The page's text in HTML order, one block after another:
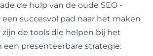
de hulp van de oude SEO -
succesvol pad naar het maken
zijn de tools die helpen bij het
presenteerbare strategie: